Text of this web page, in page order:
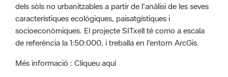
dels sòls no urbanitzables a partir de l'anàlisi de les seves
característiques ecològiques, paisatgístiques i
socioeconòmiques. El projecte SITxell té como a escala
de referència la 1:50:000, i treballa en l'entorn ArcGis.
Més informació : Cliqueu aquí